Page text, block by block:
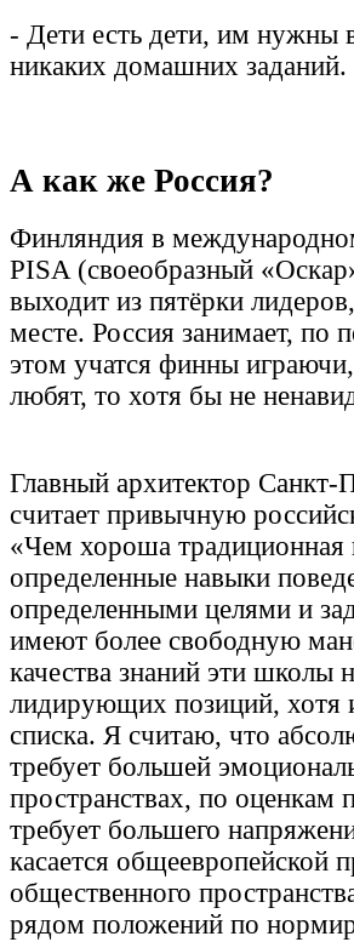
- Дети есть дети, им нужны
никаких домашних заданий.
А как же Россия?
Финляндия в
PISA (своеобразный
выходит из пятёрки
месте. Россия занимает,
этом учатся финны
любят, то хотя бы не
Главный архитектор Санкт-
считает привычную
«Чем хороша традиционная
определенные навыки
определенными целями и
имеют более свободную
качества знаний эти школы
лидирующих позиций, хотя
списка. Я считаю, что
требует большей
пространствах, по оценкам
требует большего
касается общеевропейской
общественного
рядом положений по